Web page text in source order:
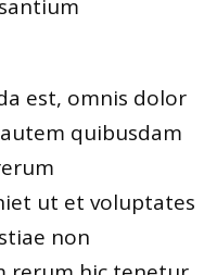
est, omnis dolor
quibusdam
ut et voluptates
non